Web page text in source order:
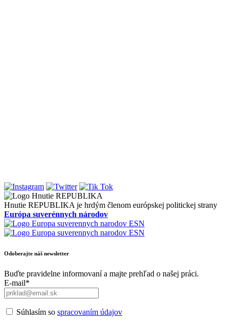
Hnutie REPUBLIKA je hrdým členom európskej politickej strany
Európa suverénnych národov
Odoberajte náš newsletter
Buďte pravidelne informovaní a majte prehľad o našej práci.
E-mail*
Súhlasím so spracovaním údajov